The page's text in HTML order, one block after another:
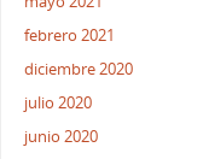
febrero 2021
diciembre 2020
julio 2020
junio 2020